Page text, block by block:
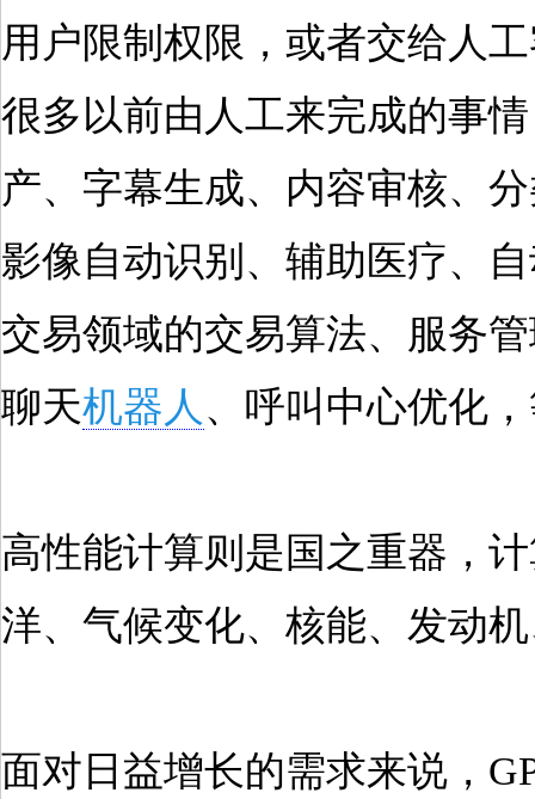
用户限制权限，或者交给人
很多以前由人工来完成的事
产、字幕生成、内容审核、
影像自动识别、辅助医疗、
交易领域的交易算法、服务
聊天机器人 、呼叫中心优化
高性能计算则是国之重器，
洋、气候变化、核能、发动
面对日益增长的需求来说，